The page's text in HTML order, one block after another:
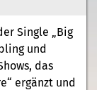
Single „Big
und
das
ergänzt und